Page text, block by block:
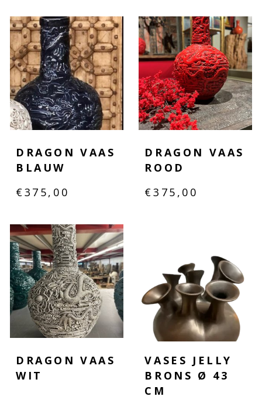
DRAGON VAAS
BLAUW
€375,00
DRAGON VAAS
ROOD
€375,00
DRAGON VAAS
WIT
VASES JELLY
BRONS Ø 43
CM